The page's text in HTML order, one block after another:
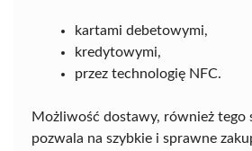
kartami debetowymi,
kredytowymi,
przez technologię NFC.
Możliwość dostawy, również tego
pozwala na szybkie i sprawne